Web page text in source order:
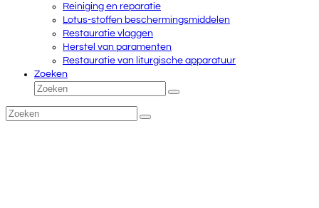
Reiniging en reparatie
Lotus-stoffen beschermingsmiddelen
Restauratie vlaggen
Herstel van paramenten
Restauratie van liturgische apparatuur
Zoeken
Zoeken
Verzenden
Zoeken
Verzenden